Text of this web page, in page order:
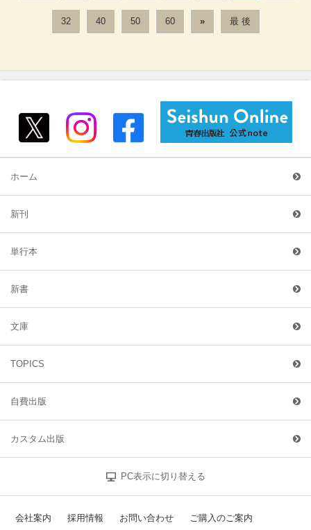
32 40 50 60 » 最 後
ホーム
新刊
単行本
新書
文庫
TOPICS
自費出版
カスタム出版
PC表示に切り替える
会社案内 採用情報 お問い合わせ ご購入のご案内